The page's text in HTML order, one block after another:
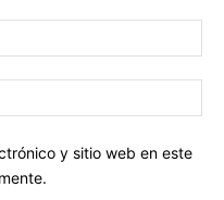
y sitio web en este